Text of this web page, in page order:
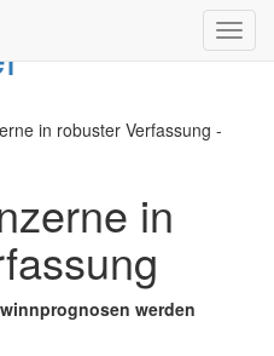
in robuster Verfassung -
in
werden